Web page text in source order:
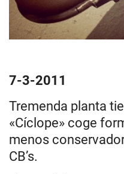
7-3-2011
Tremenda planta
«Cíclope» coge
menos
CB’s.